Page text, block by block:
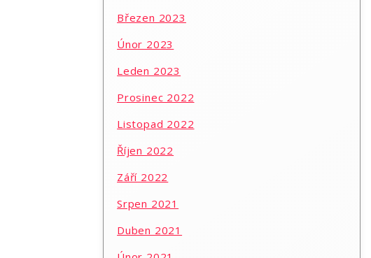
Březen 2023
Únor 2023
Leden 2023
Prosinec 2022
Listopad 2022
Říjen 2022
Září 2022
Srpen 2021
Duben 2021